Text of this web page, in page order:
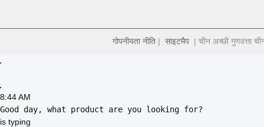
गोपनीयता नीति| साइटमैप| चीन अच्छी गुणवत्ता
8:44 AM
Good day, what product are you looking for?
is typing